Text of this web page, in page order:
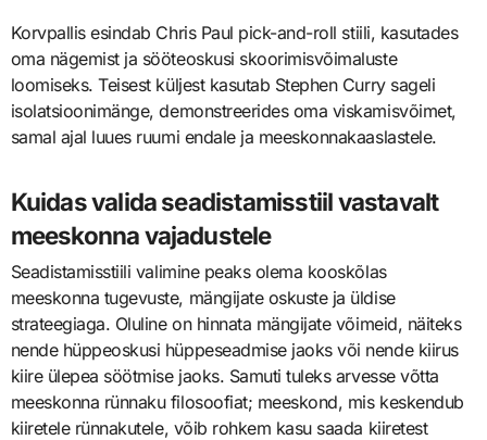
Korvpallis esindab Chris Paul pick-and-roll stiili, kasutades
oma nägemist ja sööteoskusi skoorimisvõimaluste
loomiseks. Teisest küljest kasutab Stephen Curry sageli
isolatsioonimänge, demonstreerides oma viskamisvõimet,
samal ajal luues ruumi endale ja meeskonnakaaslastele.
Kuidas valida seadistamisstiil vastavalt
meeskonna vajadustele
Seadistamisstiili valimine peaks olema kooskõlas
meeskonna tugevuste, mängijate oskuste ja üldise
strateegiaga. Oluline on hinnata mängijate võimeid, näiteks
nende hüppeoskusi hüppeseadmise jaoks või nende kiirus
kiire ülepea söötmise jaoks. Samuti tuleks arvesse võtta
meeskonna rünnaku filosoofiat; meeskond, mis keskendub
kiiretele rünnakutele, võib rohkem kasu saada kiiretest